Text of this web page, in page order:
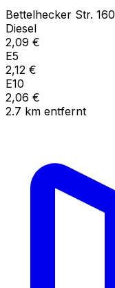
Bettelhecker Str. 160
Diesel
2,09 €
E5
2,12 €
E10
2,06 €
2.7 km entfernt